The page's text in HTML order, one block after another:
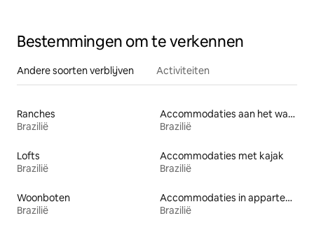
Bestemmingen om te verkennen
Andere soorten verblijven Activiteiten
Ranches
Brazilië
Accommodaties aan het water
Brazilië
Lofts
Brazilië
Accommodaties met kajak
Brazilië
Woonboten
Brazilië
Accommodaties in appartementen met diensten
Brazilië